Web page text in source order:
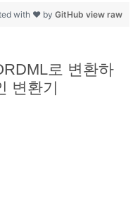
view raw
with ❤ by GitHub
로 변환하
변환기